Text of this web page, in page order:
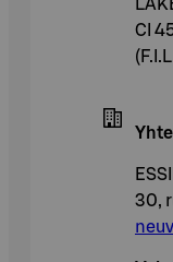
CI
30,